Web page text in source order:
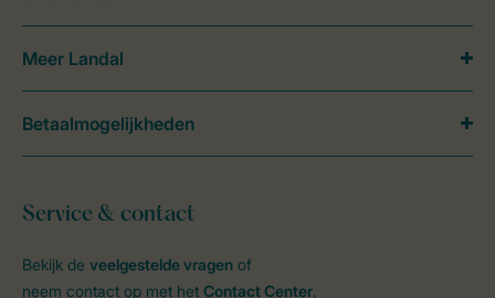
Service & contact
Bekijk de veelgestelde vragen of
neem contact op met het Contact Center.
Meer Landal
Betaalmogelijkheden